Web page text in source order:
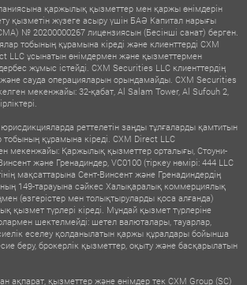
қаржылық қызметтер мен қаржы өнімдерін
қызметін жүзеге асыру үшін БАӘ Капитал нарығы
№ 20200000267 лицензиясын (Бесінші санат) берген.
тобының құрамына кіреді және клиенттерді CXM
LLC ұсынатын өнімдермен және қызметтермен
жұмыс істейді. CXM Securities LLC клиенттердің
сауда операцияларын орындамайды. CXM Securities
мекенжайы: 32-қабат, Al Salam Tower, Al Sufouh 2,
реттелетін заңды тұлғаларды қамтитын
құрамына кіреді. CXM Direct LLC
мекенжайы: Қаржылық қызметтер орталығы, Стоуни-
және Гренадиндер, VC0100 (тіркеу нөмірі: 444 LLC
мақсаттарына Сент-Винсент және Гренадиндердің
149-тарауына сәйкес Халықаралық коммерциялық
(өзгерістер мен толықтыруларды қоса алғанда)
қызмет түрлері кіреді. Мұндай қызмет түрлеріне
шектелмейді: шетел валюталары, тауарлар,
еселеу қолданылатын қаржы құралдары бойынша
беру, брокерлік қызметтер, оқыту және басқарылатын
ақпарат, қызметтер және өнімдер тек CXM Group (SC)